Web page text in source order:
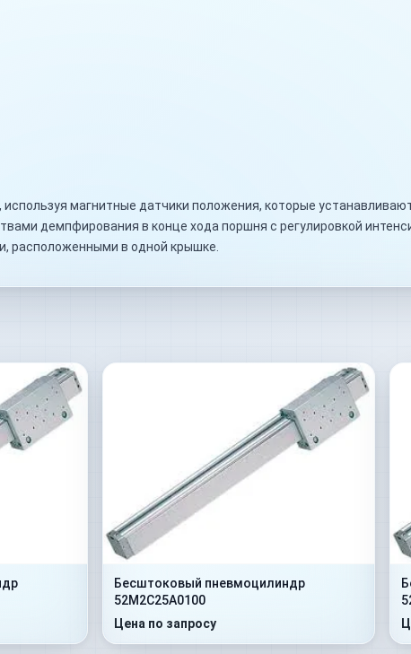
магнитные датчики положения, которые
демпфирования в конце хода поршня с регулировкой
расположенными в одной крышке.
Бесштоковый пневмоцилиндр
52M2C25A0100
Цена по запросу